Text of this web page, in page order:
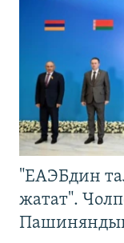
"ЕАЭБдин
жатат".